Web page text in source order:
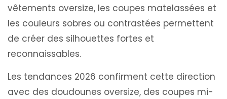
vêtements oversize, les coupes matelassées et
les couleurs sobres ou contrastées permettent
de créer des silhouettes fortes et
reconnaissables.
Les tendances 2026 confirment cette direction
avec des doudounes oversize, des coupes mi-